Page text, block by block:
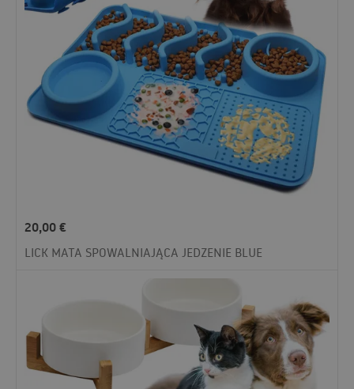
20,00€
LICK MATA SPOWALNIAJĄCA JEDZENIE BLUE